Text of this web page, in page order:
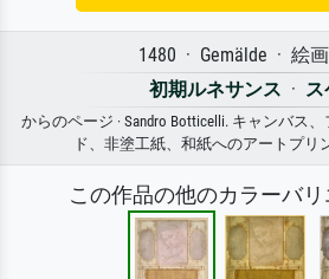
1480 · Gemälde · 絵
初期ルネサンス ·
からのページ · Sandro Botticelli. キャンバス
ド、非塗工紙、和紙へのアートプリ
この作品の他のカラーバ